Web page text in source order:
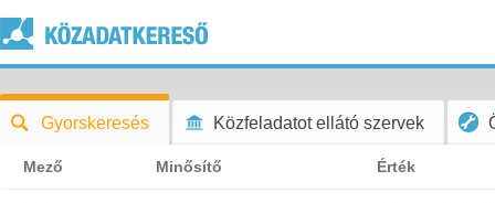
Gyorskeresés Közfeladatot ellátó szervek
Mező Minősítő Érték